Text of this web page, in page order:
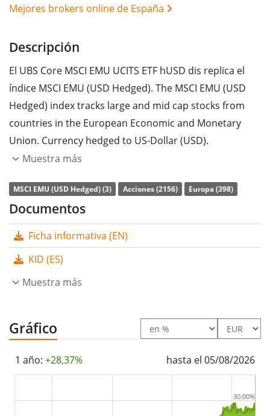
Mejores brokers online de España
Descripción
El UBS Core MSCI EMU UCITS ETF hUSD dis replica el
índice MSCI EMU (USD Hedged). The MSCI EMU (USD
Hedged) index tracks large and mid cap stocks from
countries in the European Economic and Monetary
Union. Currency hedged to US-Dollar (USD).
p.a.. El ETF replica la rentabilidad del índice subyacente
comprando todos los componentes del índice (réplica
inversores (Semestral).
El UBS Core MSCI EMU UCITS ETF hUSD dis es un ETF
muy pequeño con
domiciliado en Luxemburgo.
Muestra más
MSCI EMU (USD Hedged) (3) Acciones (2156) Europa (398)
Documentos
Ficha informativa (EN)
KID (ES)
Muestra más
Gráfico
1 año: +28,37% hasta el 05/08/2026
30.00%